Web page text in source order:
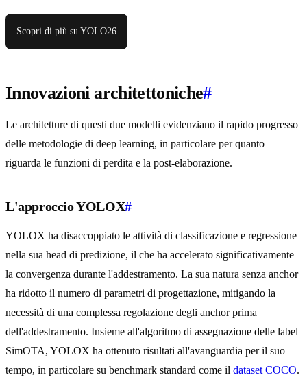
Scopri di più su YOLO26
Innovazioni architettoniche#
Le architetture di questi due modelli evidenziano il rapido progresso
delle metodologie di deep learning, in particolare per quanto
riguarda le funzioni di perdita e la post-elaborazione.
L'approccio YOLOX#
YOLOX ha disaccoppiato le attività di classificazione e regressione
nella sua head di predizione, il che ha accelerato significativamente
la convergenza durante l'addestramento. La sua natura senza anchor
ha ridotto il numero di parametri di progettazione, mitigando la
necessità di una complessa regolazione degli anchor prima
dell'addestramento. Insieme all'algoritmo di assegnazione delle label
SimOTA, YOLOX ha ottenuto risultati all'avanguardia per il suo
tempo, in particolare su benchmark standard come il dataset COCO.